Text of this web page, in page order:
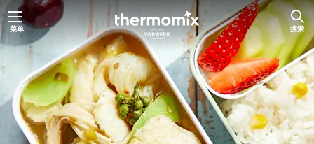
跳
至
内
容
菜单 搜索